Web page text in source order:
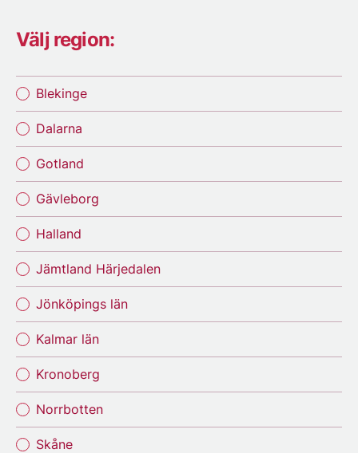
Välj region:
Blekinge
Dalarna
Gotland
Gävleborg
Halland
Jämtland Härjedalen
Jönköpings län
Kalmar län
Kronoberg
Norrbotten
Skåne